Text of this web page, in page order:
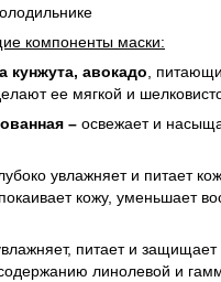
компоненты маски:
кунжута, авокадо ,
ее мягкой и
– освежает и
увлажняет и питает
кожу, уменьшает
питает и защищает
линолевой и